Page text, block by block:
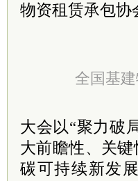
物资租赁承包协
全国基
大会以“聚力破
大前瞻性、关
碳可持续新发